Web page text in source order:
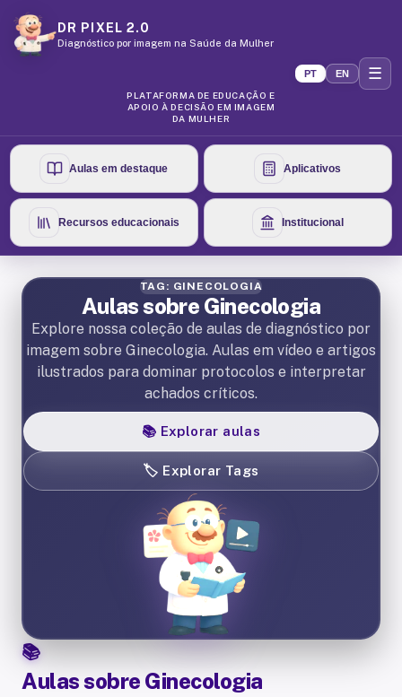
DR PIXEL 2.0
Diagnóstico por imagem na Saúde da Mulher
PLATAFORMA DE EDUCAÇÃO E
APOIO À DECISÃO EM IMAGEM
DA MULHER
PT EN ☰
Aulas em destaque Aplicativos
Recursos educacionais Institucional
TAG: GINECOLOGIA
Aulas sobre Ginecologia
Explore nossa coleção de aulas de diagnóstico por
imagem sobre Ginecologia. Aulas em vídeo e artigos
ilustrados para dominar protocolos e interpretar
achados críticos.
📚 Explorar aulas
🏷️ Explorar Tags
Aulas sobre Ginecologia